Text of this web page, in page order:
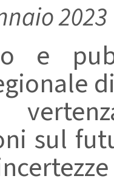
2023
e
sul